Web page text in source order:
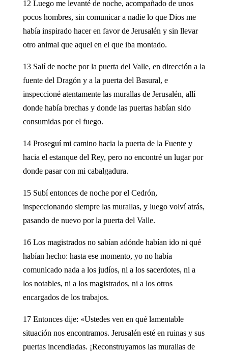
12 Luego me levanté de noche, acompañado de unos
pocos hombres, sin comunicar a nadie lo que Dios me
había inspirado hacer en favor de Jerusalén y sin llevar
otro animal que aquel en el que iba montado.
13 Salí de noche por la puerta del Valle, en dirección a la
fuente del Dragón y a la puerta del Basural, e
inspeccioné atentamente las murallas de Jerusalén, allí
donde había brechas y donde las puertas habían sido
consumidas por el fuego.
14 Proseguí mi camino hacia la puerta de la Fuente y
hacia el estanque del Rey, pero no encontré un lugar por
donde pasar con mi cabalgadura.
15 Subí entonces de noche por el Cedrón,
inspeccionando siempre las murallas, y luego volví atrás,
pasando de nuevo por la puerta del Valle.
16 Los magistrados no sabían adónde habían ido ni qué
habían hecho: hasta ese momento, yo no había
comunicado nada a los judíos, ni a los sacerdotes, ni a
los notables, ni a los magistrados, ni a los otros
encargados de los trabajos.
17 Entonces dije: «Ustedes ven en qué lamentable
situación nos encontramos. Jerusalén esté en ruinas y sus
puertas incendiadas. ¡Reconstruyamos las murallas de